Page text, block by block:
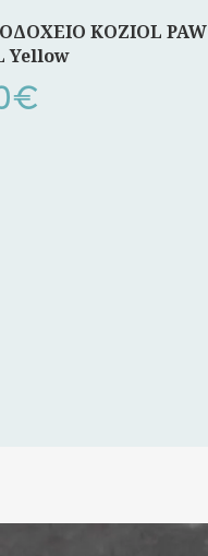
KOZIOL PAW
Yellow
€